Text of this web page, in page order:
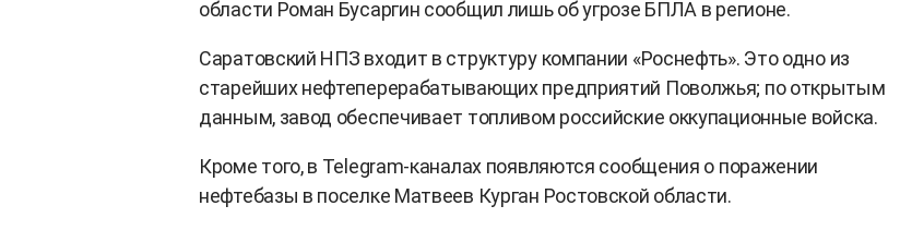
области Роман Бусаргин сообщил лишь об угрозе БПЛА в регионе.
Саратовский НПЗ входит в структуру компании «Роснефть». Это одно из
старейших нефтеперерабатывающих предприятий Поволжья; по открытым
данным, завод обеспечивает топливом российские оккупационные войска.
Кроме того, в Telegram-каналах появляются сообщения о поражении
нефтебазы в поселке Матвеев Курган Ростовской области.